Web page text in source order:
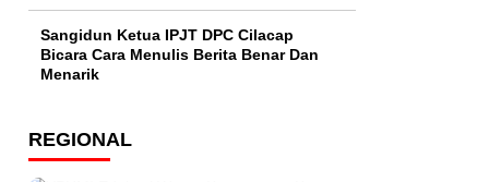
Sangidun Ketua IPJT DPC Cilacap
Bicara Cara Menulis Berita Benar Dan
Menarik
REGIONAL